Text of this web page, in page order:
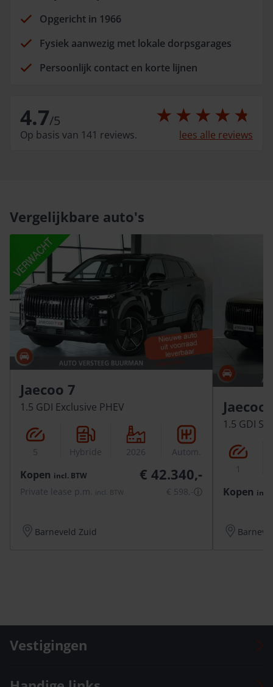
Opgericht in 1966
Fysiek aanwezig met lokale dorpsgarages
Persoonlijk contact en korte lijnen
4.7/5
Op basis van 141 reviews. lees alle reviews
Vergelijkbare auto's
Jaecoo 7
1.5 GDI Exclusive PHEV
5 Hybride 2026 Autom.
Kopen incl. BTW € 42.340,-
Private lease p.m. incl. BTW € 598,-ⓘ
Barneveld Zuid
Jaecoo
1.5 GDI
1
Kopen incl.
Vestigingen